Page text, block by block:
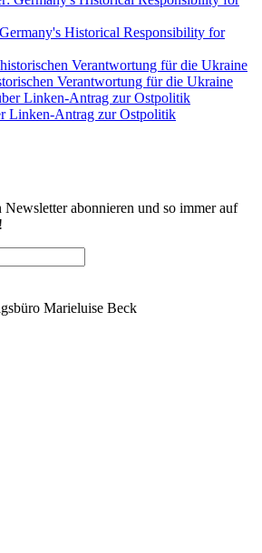
Historical Responsibility for
Verantwortung für die Ukraine
Linken-Antrag zur Ostpolitik
abonnieren und so immer auf
Marieluise Beck